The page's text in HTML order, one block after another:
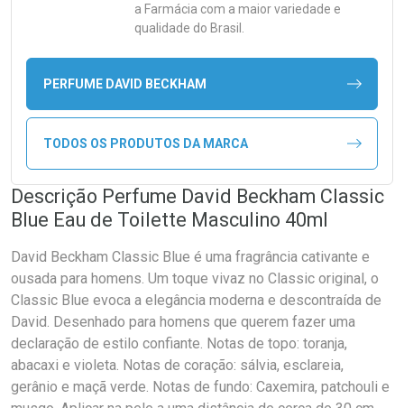
a Farmácia com a maior variedade e
qualidade do Brasil.
PERFUME DAVID BECKHAM
TODOS OS PRODUTOS DA MARCA
Descrição Perfume David Beckham Classic
Blue Eau de Toilette Masculino 40ml
David Beckham Classic Blue é uma fragrância cativante e
ousada para homens. Um toque vivaz no Classic original, o
Classic Blue evoca a elegância moderna e descontraída de
David. Desenhado para homens que querem fazer uma
declaração de estilo confiante. Notas de topo: toranja,
abacaxi e violeta. Notas de coração: sálvia, esclareia,
gerânio e maçã verde. Notas de fundo: Caxemira, patchouli e